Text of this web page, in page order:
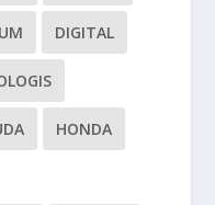
DIGITAL
HONDA